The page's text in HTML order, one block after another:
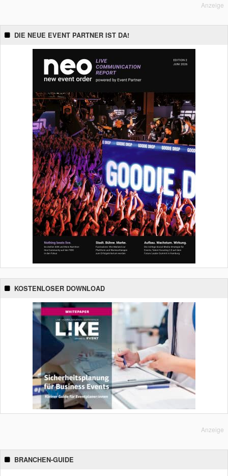
Anzeige
DIE NEUE EVENT PARTNER IST DA!
KOSTENLOSER DOWNLOAD
Anzeige
BRANCHEN-GUIDE